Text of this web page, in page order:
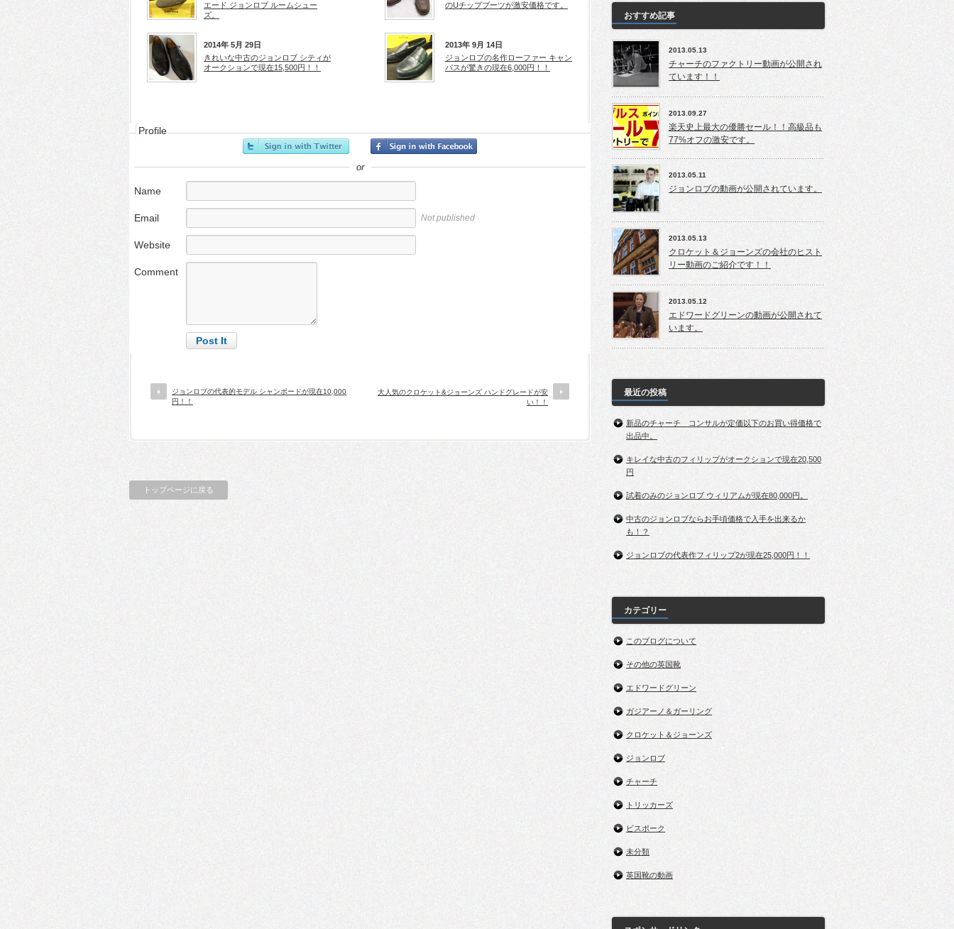
エード ジョンロブ ルームシュー
ズ。
のUチップブーツが激安価格です。
2014年 5月 29日
きれいな中古のジョンロブ シティが
オークションで現在15,500円！！
2013年 9月 14日
ジョンロブの名作ローファー キャン
パスが驚きの現在6,000円！！
Profile
or
Name
Email Not published
Website
Comment
ジョンロブの代表的モデル シャンボードが現在10,000
円！！
大人気のクロケット&ジョーンズ ハンドグレードが安
い！！
トップページに戻る
おすすめ記事
2013.05.13
チャーチのファクトリー動画が公開され
ています！！
2013.09.27
楽天史上最大の優勝セール！！高級品も
77%オフの激安です。
2013.05.11
ジョンロブの動画が公開されています。
2013.05.13
クロケット＆ジョーンズの会社のヒスト
リー動画のご紹介です！！
2013.05.12
エドワードグリーンの動画が公開されて
います。
最近の投稿
新品のチャーチ コンサルが定価以下のお買い得価格で
出品中。
キレイな中古のフィリップがオークションで現在20,500
円
試着のみのジョンロブ ウィリアムが現在80,000円。
中古のジョンロブならお手頃価格で入手を出来るか
も！？
ジョンロブの代表作フィリップ2が現在25,000円！！
カテゴリー
このブログについて
その他の英国靴
エドワードグリーン
ガジアーノ＆ガーリング
クロケット＆ジョーンズ
ジョンロブ
チャーチ
トリッカーズ
ビスポーク
未分類
英国靴の動画